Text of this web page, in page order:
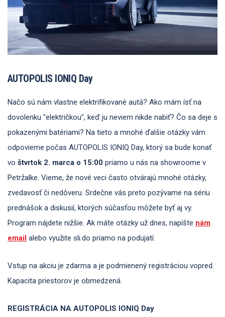
AUTOPOLIS IONIQ Day
Načo sú nám vlastne elektrifikované autá? Ako mám ísť na
dovolenku "električkou", keď ju neviem nikde nabiť? Čo sa deje s
pokazenými batériami? Na tieto a mnohé ďalšie otázky vám
odpovieme počas AUTOPOLIS IONIQ Day, ktorý sa bude konať
vo štvrtok 2. marca o 15:00 priamo u nás na showroome v
Petržalke. Vieme, že nové veci často otvárajú mnohé otázky,
zvedavosť či nedôveru. Srdečne vás preto pozývame na sériu
prednášok a diskusií, ktorých súčasťou môžete byť aj vy.
Program nájdete nižšie. Ak máte otázky už dnes, napíšte nám
email alebo využite sli.do priamo na podujatí.
Vstup na akciu je zdarma a je podmienený registráciou vopred.
Kapacita priestorov je obmedzená.
REGISTRÁCIA NA AUTOPOLIS IONIQ Day